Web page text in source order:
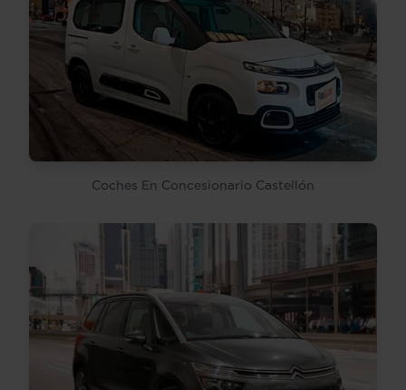
Coches En Concesionario Castellón